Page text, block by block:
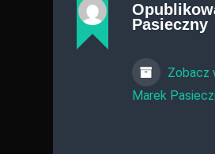
Pasieczny
Zobacz
Marek